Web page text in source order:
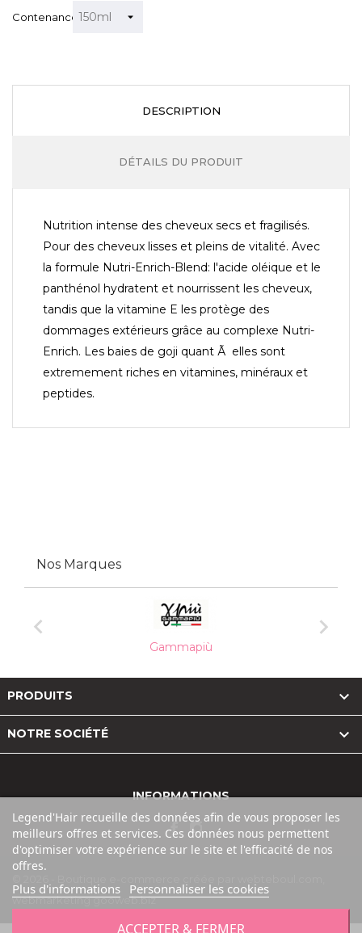
Contenance
DESCRIPTION
DÉTAILS DU PRODUIT
Nutrition intense des cheveux secs et fragilisés.
Pour des cheveux lisses et pleins de vitalité. Avec
la formule Nutri-Enrich-Blend: l'acide oléique et le
panthénol hydratent et nourrissent les cheveux,
tandis que la vitamine E les protège des
dommages extérieurs grâce au complexe Nutri-
Enrich. Les baies de goji quant Ã elles sont
extremement riches en vitamines, minéraux et
peptides.
Nos Marques

Gammapiù

PRODUITS 
NOTRE SOCIÉTÉ 
Legend'Hair recueille des données afin de vous proposer les
meilleurs offres et services. Ces données nous permettent
d'optimiser votre expérience sur le site et l'efficacité de nos
offres.
Plus d'informations Personnaliser les cookies
ACCEPTER & FERMER
INFORMATIONS
webmarketing gooweb.biz